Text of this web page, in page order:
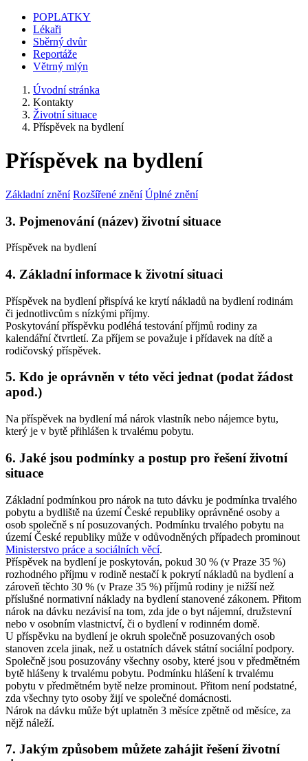
POPLATKY
Lékaři
Sběrný dvůr
Reportáže
Větrný mlýn
Úvodní stránka
Kontakty
Životní situace
Příspěvek na bydlení
Příspěvek na bydlení
Základní znění Rozšířené znění Úplné znění
3. Pojmenování (název) životní situace
Příspěvek na bydlení
4. Základní informace k životní situaci
Příspěvek na bydlení přispívá ke krytí nákladů na bydlení rodinám
či jednotlivcům s nízkými příjmy.
Poskytování příspěvku podléhá testování příjmů rodiny za
kalendářní čtvrtletí. Za příjem se považuje i přídavek na dítě a
rodičovský příspěvek.
5. Kdo je oprávněn v této věci jednat (podat žádost
apod.)
Na příspěvek na bydlení má nárok vlastník nebo nájemce bytu,
který je v bytě přihlášen k trvalému pobytu.
6. Jaké jsou podmínky a postup pro řešení životní
situace
Základní podmínkou pro nárok na tuto dávku je podmínka trvalého
pobytu a bydliště na území České republiky oprávněné osoby a
osob společně s ní posuzovaných. Podmínku trvalého pobytu na
území České republiky může v odůvodněných případech prominout
Ministerstvo práce a sociálních věcí.
Příspěvek na bydlení je poskytován, pokud 30 % (v Praze 35 %)
rozhodného příjmu v rodině nestačí k pokrytí nákladů na bydlení a
zároveň těchto 30 % (v Praze 35 %) příjmů rodiny je nižší než
příslušné normativní náklady na bydlení stanovené zákonem. Přitom
nárok na dávku nezávisí na tom, zda jde o byt nájemní, družstevní
nebo v osobním vlastnictví, či o bydlení v rodinném domě.
U příspěvku na bydlení je okruh společně posuzovaných osob
stanoven zcela jinak, než u ostatních dávek státní sociální podpory.
Společně jsou posuzovány všechny osoby, které jsou v předmětném
bytě hlášeny k trvalému pobytu. Podmínku hlášení k trvalému
pobytu v předmětném bytě nelze prominout. Přitom není podstatné,
zda všechny tyto osoby žijí ve společné domácnosti.
Nárok na dávku může být uplatněn 3 měsíce zpětně od měsíce, za
nějž náleží.
7. Jakým způsobem můžete zahájit řešení životní